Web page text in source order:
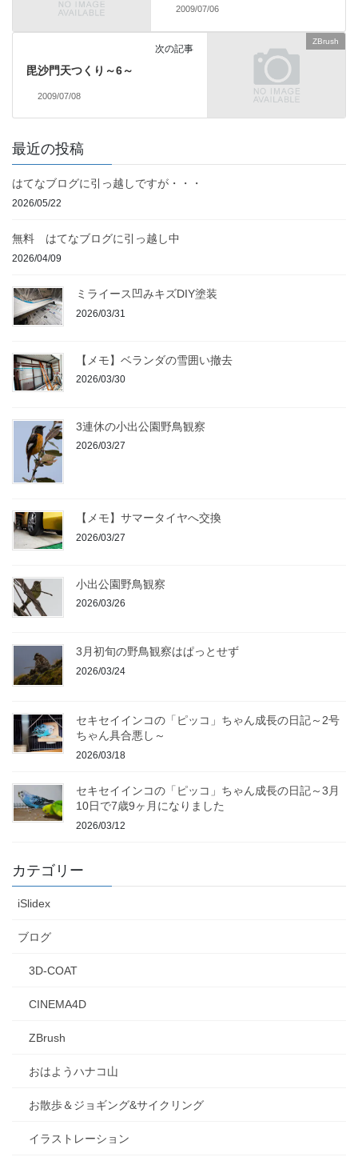
2009/07/06
ZBrush
次の記事
毘沙門天つくり～6～
2009/07/08
最近の投稿
はてなブログに引っ越しですが・・・
2026/05/22
無料 はてなブログに引っ越し中
2026/04/09
ミライース凹みキズDIY塗装
2026/03/31
【メモ】ベランダの雪囲い撤去
2026/03/30
3連休の小出公園野鳥観察
2026/03/27
【メモ】サマータイヤへ交換
2026/03/27
小出公園野鳥観察
2026/03/26
3月初旬の野鳥観察はぱっとせず
2026/03/24
セキセイインコの「ピッコ」ちゃん成長の日記～2号
ちゃん具合悪し～
2026/03/18
セキセイインコの「ピッコ」ちゃん成長の日記～3月
10日で7歳9ヶ月になりました
2026/03/12
カテゴリー
iSlidex
ブログ
3D-COAT
CINEMA4D
ZBrush
おはようハナコ山
お散歩＆ジョギング&サイクリング
イラストレーション